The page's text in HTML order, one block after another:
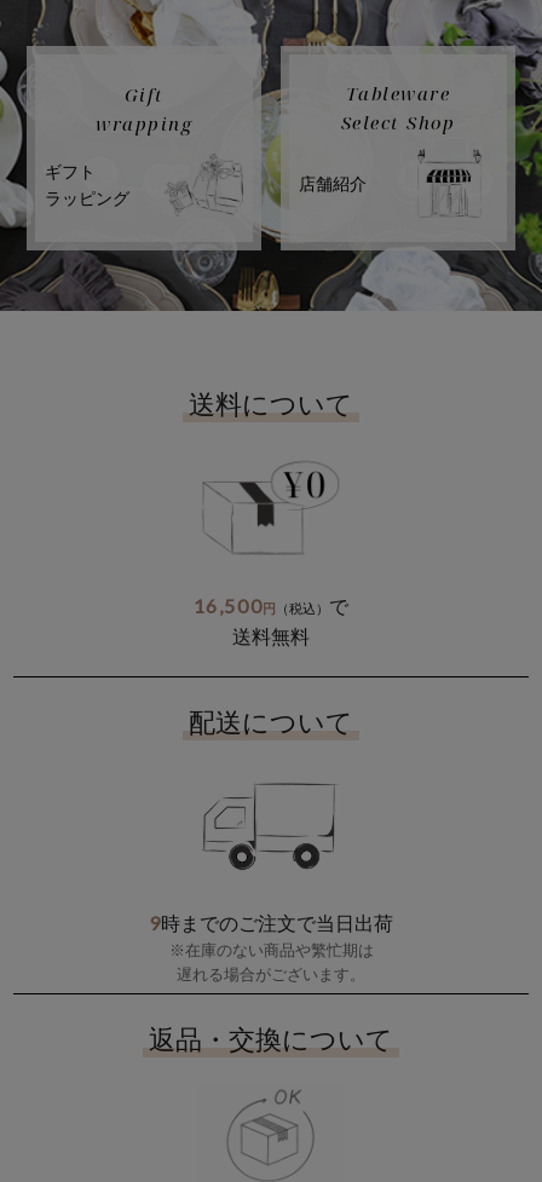
Gift
wrapping
ギフト
ラッピング
Tableware
Select Shop
店舗紹介
送料について
16,500円 （税込） で
送料無料
配送について
9時までのご注文で当日出荷
※在庫のない商品や繁忙期は
遅れる場合がございます。
返品・交換について